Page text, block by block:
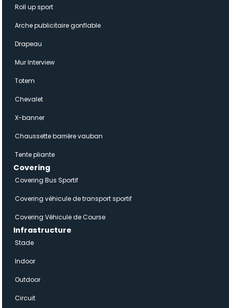
Roll up sport
Arche publicitaire gonflable
Drapeau
Mur Interview
Totem
Chevalet
X-banner
Chaussette barrière vauban
Tente pliante
Covering
Covering Bus Sportif
Covering véhicule de transport sportif
Covering Véhicule de Course
Infrastructure
Stade
Indoor
Outdoor
Circuit